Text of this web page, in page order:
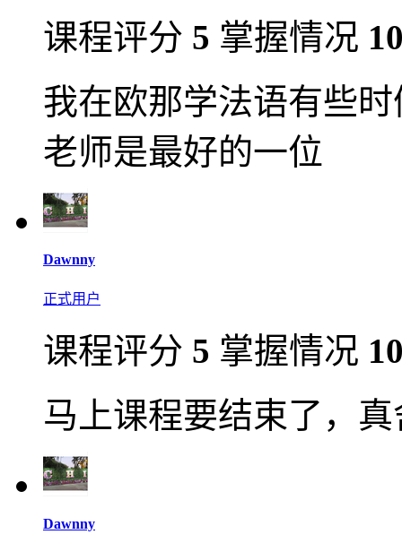
课程评分 5 掌握情况
我在欧那学法语有些
老师是最好的一位
Dawnny
正式用户
课程评分 5 掌握情况
马上课程要结束了，
Dawnny